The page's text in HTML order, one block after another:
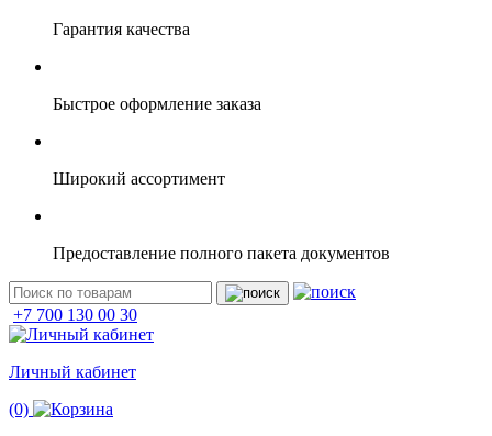
Гарантия качества
Быстрое оформление заказа
Широкий ассортимент
Предоставление полного пакета документов
+7 700 130 00 30
Личный кабинет
(0)